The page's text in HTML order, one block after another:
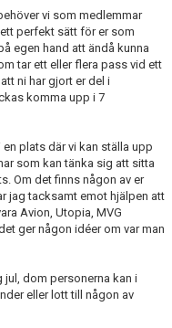
vi som medlemmar
perfekt sätt för er som
egen hand att ändå kunna
tar ett eller flera pass vid ett
ni har gjort er del i
komma upp i 7
plats där vi kan ställa upp
som kan tänka sig att sitta
Om det finns någon av er
jag tacksamt emot hjälpen att
Avion, Utopia, MVG
ger någon idéer om var man
dom personerna kan i
eller lott till någon av